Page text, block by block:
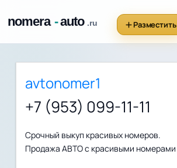
Разместить
avtonomer1
+7 (953) 099-11-11
Срочный выкуп красивых номеров.
Продажа АВТО с красивыми номерами